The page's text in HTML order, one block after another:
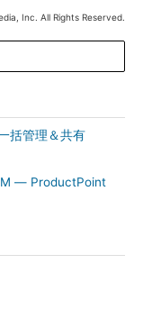
Inc. All Rights Reserved.
括管理＆共有
― ProductPoint